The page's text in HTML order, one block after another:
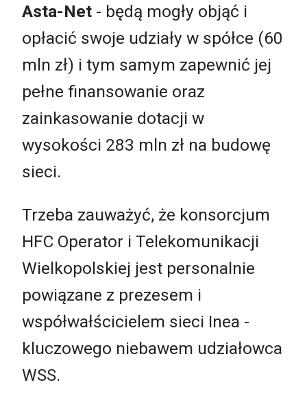
Asta-Net - będą mogły objąć i
opłacić swoje udziały w spółce (60
mln zł) i tym samym zapewnić jej
pełne finansowanie oraz
zainkasowanie dotacji w
wysokości 283 mln zł na budowę
sieci.
Trzeba zauważyć, że konsorcjum
HFC Operator i Telekomunikacji
Wielkopolskiej jest personalnie
powiązane z prezesem i
współwałścicielem sieci Inea -
kluczowego niebawem udziałowca
WSS.